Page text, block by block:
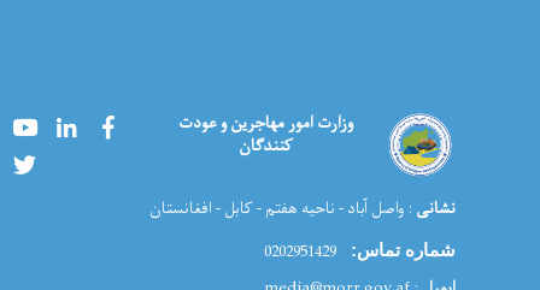
وزارت امور مهاجرین و عودت
کنندگان
YoutubeLinkedInFacebook
نشانی : واصل آباد - ناحیه هفتم - کابل - افغانستان
شماره تماس: